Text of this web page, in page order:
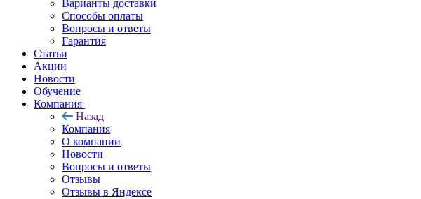
Варианты доставки
Способы оплаты
Вопросы и ответы
Гарантия
Статьи
Акции
Новости
Обучение
Компания
Назад
Компания
О компании
Новости
Вопросы и ответы
Отзывы
Отзывы в Яндексе